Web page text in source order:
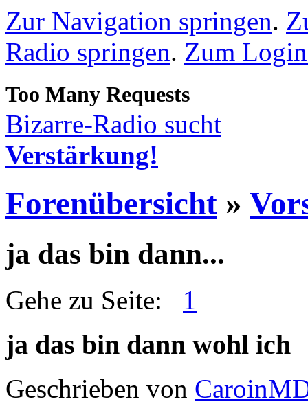
Zur Navigation springen.
Radio springen. Zum
Bizarre-Radio sucht
Verstärkung!
Forenübersicht »
ja das bin dann...
Gehe zu Seite: 1
ja das bin dann wohl ich
Geschrieben von